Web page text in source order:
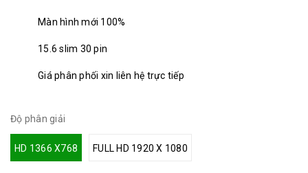
Màn hình mới 100%
15.6 slim 30 pin
Giá phân phối xin liên hệ trực tiếp
Độ phân giải
HD 1366 X768 FULL HD 1920 X 1080